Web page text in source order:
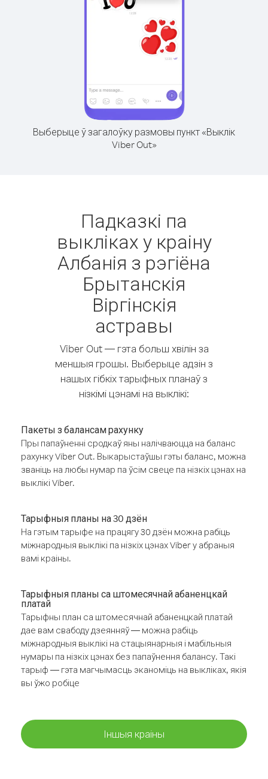
Выберыце ў загалоўку размовы пункт «Выклік
Viber Out»
Падказкі па
выкліках у краіну
Албанія з рэгіёна
Брытанскія
Віргінскія
астравы
Viber Out — гэта больш хвілін за
меншыя грошы. Выберыце адзін з
нашых гібкіх тарыфных планаў з
нізкімі цэнамі на выклікі:
Пакеты з балансам рахунку
Пры папаўненні сродкаў яны налічваюцца на баланс
рахунку Viber Out. Выкарыстаўшы гэты баланс, можна
званіць на любы нумар па ўсім свеце па нізкіх цэнах на
выклікі Viber.
Тарыфныя планы на 30 дзён
На гэтым тарыфе на працягу 30 дзён можна рабіць
міжнародныя выклікі па нізкіх цэнах Viber у абраныя
вамі краіны.
Тарыфныя планы са штомесячнай абаненцкай
платай
Тарыфны план са штомесячнай абаненцкай платай
дае вам свабоду дзеянняў — можна рабіць
міжнародныя выклікі на стацыянарныя і мабільныя
нумары па нізкіх цэнах без папаўнення балансу. Такі
тарыф — гэта магчымасць эканоміць на выкліках, якія
вы ўжо робіце
Іншыя краіны